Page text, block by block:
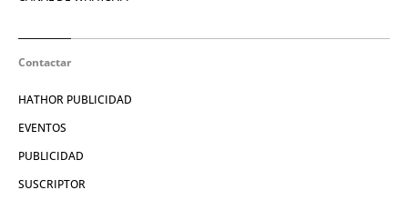
Contactar
HATHOR PUBLICIDAD
EVENTOS
PUBLICIDAD
SUSCRIPTOR